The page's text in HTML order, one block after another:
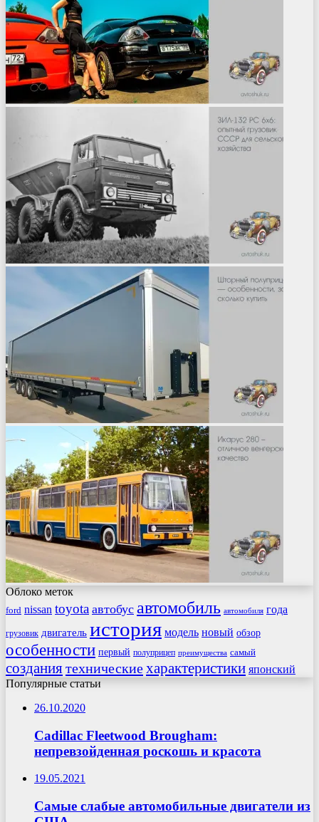
Облоко меток
ford nissan toyota автобус автомобиль автомобиля года
грузовик двигатель история модель новый обзор
особенности первый полуприцеп преимущества самый
созданиятехническиехарактеристики японский
Популярные статьи
26.10.2020
Cadillac Fleetwood Brougham:
непревзойденная роскошь и красота
19.05.2021
Самые слабые автомобильные двигатели из